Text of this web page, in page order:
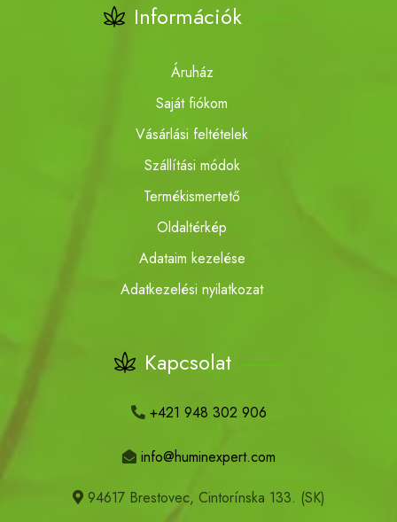
Információk
Áruház
Saját fiókom
Vásárlási feltételek
Szállítási módok
Termékismertető
Oldaltérkép
Adataim kezelése
Adatkezelési nyilatkozat
Kapcsolat
+421 948 302 906
info@huminexpert.com
94617 Brestovec, Cintorínska 133. (SK)